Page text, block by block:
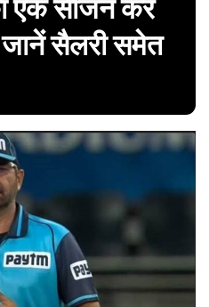
एक सीजन कर
जानें सैलरी समेत